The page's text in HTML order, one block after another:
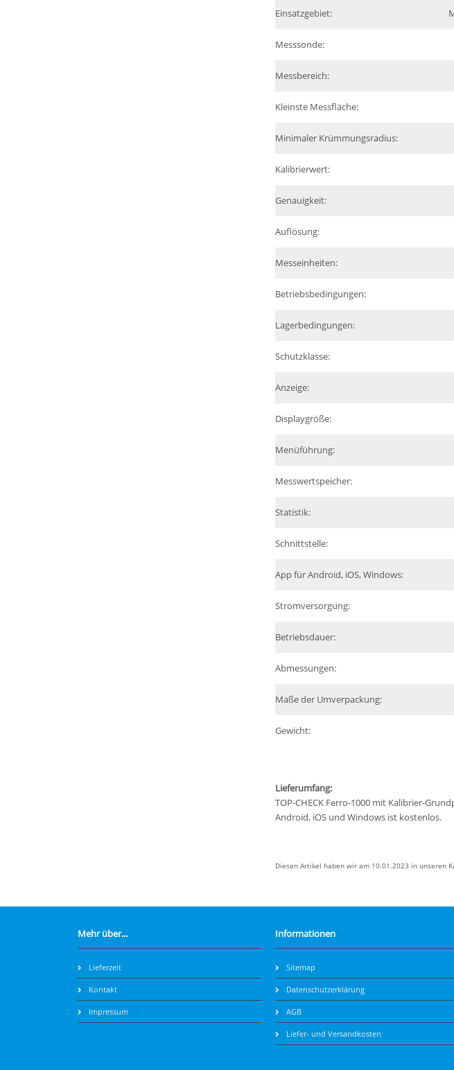
Einsatzgebiet:
Messsonde:
Messbereich:
Kleinste Messfläche:
Minimaler Krümmungsradius:
Kalibrierwert:
Genauigkeit:
Auflösung:
Messeinheiten:
Betriebsbedingungen:
Lagerbedingungen:
Schutzklasse:
Anzeige:
Displaygröße:
Menüführung:
Messwertspeicher:
Statistik:
Schnittstelle:
App für Android, iOS, Windows:
Stromversorgung:
Betriebsdauer:
Abmessungen:
Maße der Umverpackung:
Gewicht:
Lieferumfang:
TOP-CHECK Ferro-1000 mit Kalibrier-
Android, iOS und Windows ist kostenlos.
Diesen Artikel haben wir am 10.01.2023 in unseren
Mehr über...
Lieferzeit
Kontakt
Impressum
Informationen
Sitemap
Datenschutzerklärung
AGB
Liefer- und Versandkosten